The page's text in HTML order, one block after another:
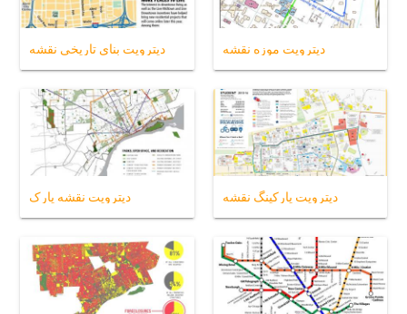
دیترویت بنای تاریخی نقشه دیترویت موزه نقشه
دیترویت نقشه پارک دیترویت پارکینگ نقشه